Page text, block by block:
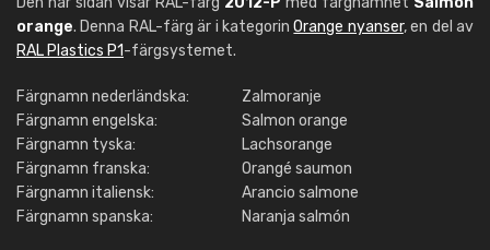
orange. Denna RAL-färg är i kategorinOrange nyanser, en del av
RAL Plastics P1-färgsystemet.
Färgnamn nederländska:
Zalmoranje
Färgnamn engelska:
Salmon orange
Färgnamn tyska:
Lachsorange
Färgnamn franska:
Orangé saumon
Färgnamn italiensk:
Arancio salmone
Färgnamn spanska:
Naranja salmón